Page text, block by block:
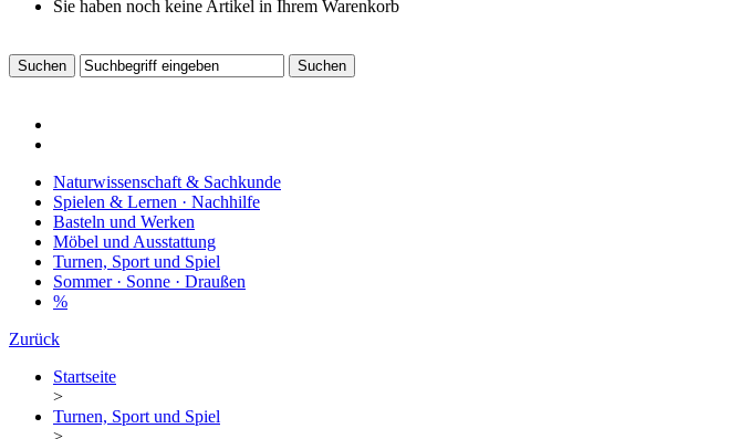
Sie haben noch keine Artikel in Ihrem Warenkorb
Naturwissenschaft & Sachkunde
Spielen & Lernen · Nachhilfe
Basteln und Werken
Möbel und Ausstattung
Turnen, Sport und Spiel
Sommer · Sonne · Draußen
%
Zurück
Startseite
>
Turnen, Sport und Spiel